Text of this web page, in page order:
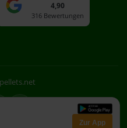
Zur App
4,90
316 Bewertungen